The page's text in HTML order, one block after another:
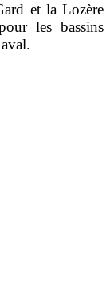
et la Lozère
les bassins